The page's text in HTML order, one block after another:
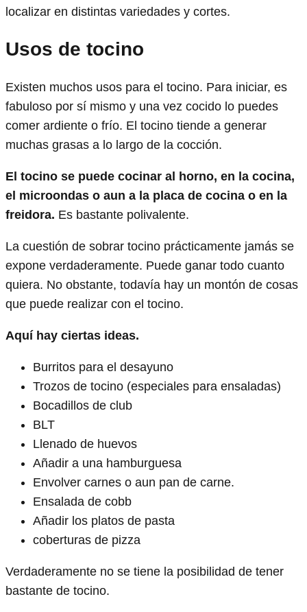
localizar en distintas variedades y cortes.
Usos de tocino
Existen muchos usos para el tocino. Para iniciar, es
fabuloso por sí mismo y una vez cocido lo puedes
comer ardiente o frío. El tocino tiende a generar
muchas grasas a lo largo de la cocción.
El tocino se puede cocinar al horno, en la cocina,
el microondas o aun a la placa de cocina o en la
freidora. Es bastante polivalente.
La cuestión de sobrar tocino prácticamente jamás se
expone verdaderamente. Puede ganar todo cuanto
quiera. No obstante, todavía hay un montón de cosas
que puede realizar con el tocino.
Aquí hay ciertas ideas.
Burritos para el desayuno
Trozos de tocino (especiales para ensaladas)
Bocadillos de club
BLT
Llenado de huevos
Añadir a una hamburguesa
Envolver carnes o aun pan de carne.
Ensalada de cobb
Añadir los platos de pasta
coberturas de pizza
Verdaderamente no se tiene la posibilidad de tener
bastante de tocino.